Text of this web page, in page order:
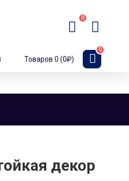
0
Товаров 0 (0₽)
0
декор